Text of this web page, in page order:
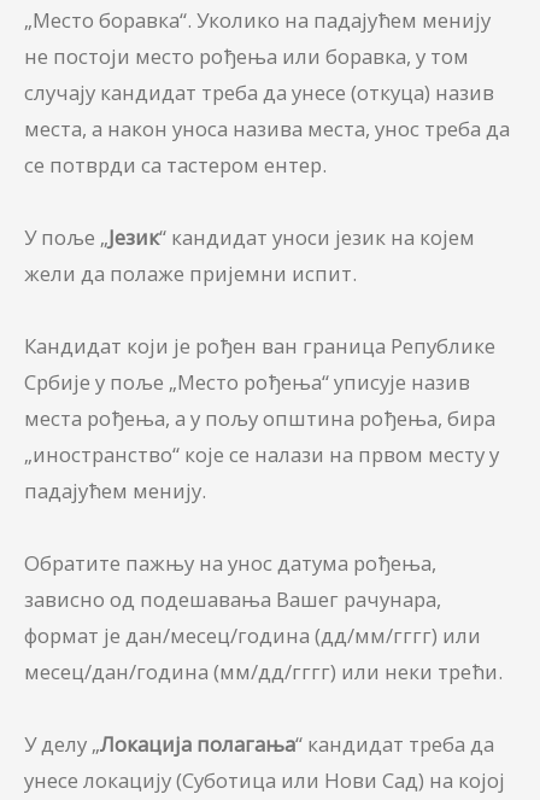
„Место боравка“. Уколико на падајућем менију
не постоји место рођења или боравка, у том
случају кандидат треба да унесе (откуца) назив
места, а након уноса назива места, унос треба да
се потврди са тастером ентер.
У поље „Jезик“ кандидат уноси језик на којем
жели да полаже пријемни испит.
Кандидат који је рођен ван граница Републике
Србије у поље „Место рођења“ уписује назив
места рођења, а у пољу општина рођења, бира
„иностранство“ које се налази на првом месту у
падајућем менију.
Обратите пажњу на унос датума рођења,
зависно од подешавања Вашег рачунара,
формат је дан/месец/година (дд/мм/гггг) или
месец/дан/година (мм/дд/гггг) или неки трећи.
У делу „Локација полагања“ кандидат треба да
унесе локацију (Суботица или Нови Сад) на којој